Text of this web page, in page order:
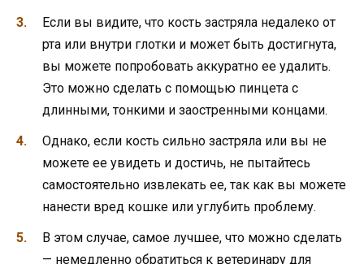
Если вы видите, что кость застряла недалеко от
рта или внутри глотки и может быть достигнута,
вы можете попробовать аккуратно ее удалить.
Это можно сделать с помощью пинцета с
длинными, тонкими и заостренными концами.
Однако, если кость сильно застряла или вы не
можете ее увидеть и достичь, не пытайтесь
самостоятельно извлекать ее, так как вы можете
нанести вред кошке или углубить проблему.
В этом случае, самое лучшее, что можно сделать
— немедленно обратиться к ветеринару для